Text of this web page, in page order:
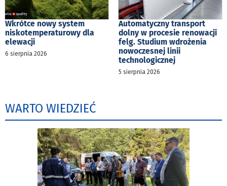
Wkrótce nowy system
niskotemperaturowy dla
elewacji
6 sierpnia 2026
Automatyczny transport
dolny w procesie renowacji
felg. Studium wdrożenia
nowoczesnej linii
technologicznej
5 sierpnia 2026
WARTO WIEDZIEĆ